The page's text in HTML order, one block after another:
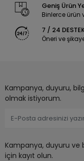
Geniş Ürün
Binlerce ürün
7 / 24
Öneri ve
Kampanya, duyuru,
olmak istiyorum.
Kampanya, duyuru ve
için kayıt olun.